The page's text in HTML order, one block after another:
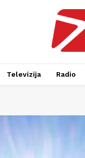
Televizija Radio